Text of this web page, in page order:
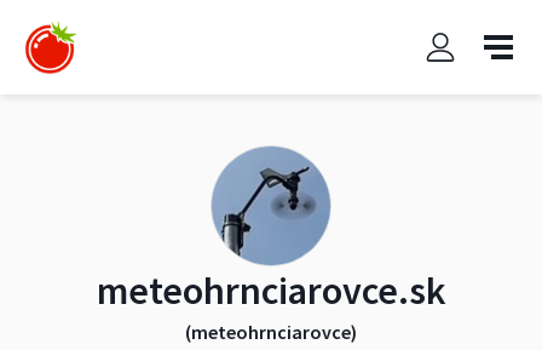
meteohrnciarovce.sk
(meteohrnciarovce)